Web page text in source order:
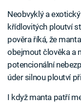
Neobvyklý a
křídlovitých ploutví
pověra říká, že
obejmout člověka a
potencionální
úder silnou ploutví
I když manta patří